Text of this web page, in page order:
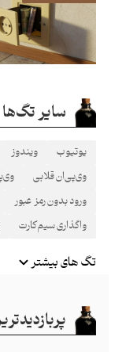
سایر تگ‌ها
یوتیوب ویندوز
وی‌پی‌ان قلابی
ورود بدون رمز عبور
واگذاری سیم‌کارت
تگ های بیشتر